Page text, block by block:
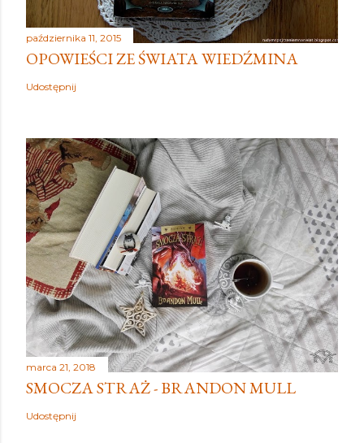
października 11, 2015
OPOWIEŚCI ZE ŚWIATA WIEDŹMINA
Udostępnij
marca 21, 2018
SMOCZA STRAŻ - BRANDON MULL
Udostępnij